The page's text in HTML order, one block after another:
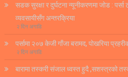
सडक सुरक्षा र दुर्घटना न्यूनीकरणमा जोड : पर्सा
व्यवसायीसँग अन्तरक्रिया
२ दिन अगाडि
पर्सामा २०७ केजी गाँजा बरामद, पोखरिया
२ दिन अगाडि
बारामा तस्करी संजाल ध्वस्त हुदै ,सशस्त्रको